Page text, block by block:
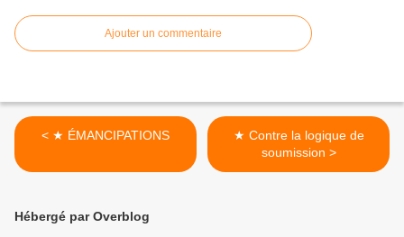
Ajouter un commentaire
< ★ ÉMANCIPATIONS
★ Contre la logique de
soumission >
Hébergé par Overblog